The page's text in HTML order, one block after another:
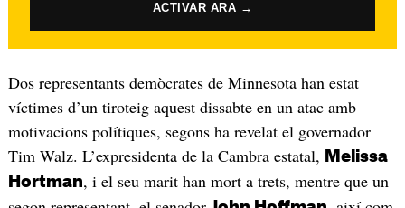
ACTIVAR ARA →
Dos representants demòcrates de Minnesota han estat
víctimes d’un tiroteig aquest dissabte en un atac amb
motivacions polítiques, segons ha revelat el governador
Tim Walz. L’expresidenta de la Cambra estatal, Melissa
Hortman, i el seu marit han mort a trets, mentre que un